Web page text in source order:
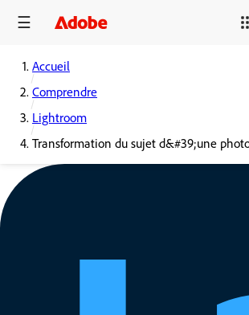
Accueil
Comprendre
Lightroom
Transformation du sujet d&#39;une